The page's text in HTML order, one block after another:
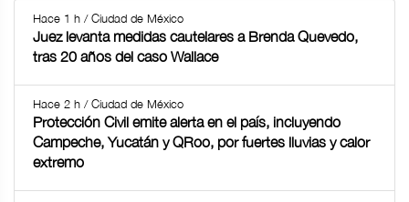
Hace 1 h / Ciudad de México
Juez levanta medidas cautelares a Brenda Quevedo,
tras 20 años del caso Wallace
Hace 2 h / Ciudad de México
Protección Civil emite alerta en el país, incluyendo
Campeche, Yucatán y QRoo, por fuertes lluvias y calor
extremo